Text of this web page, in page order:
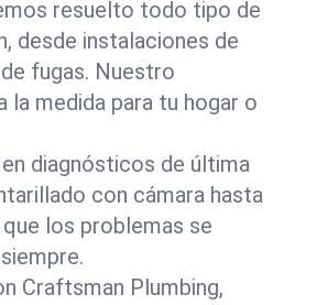
resuelto todo tipo de
desde instalaciones de
fugas. Nuestro
medida para tu hogar o
diagnósticos de última
con cámara hasta
los problemas se
Craftsman Plumbing,